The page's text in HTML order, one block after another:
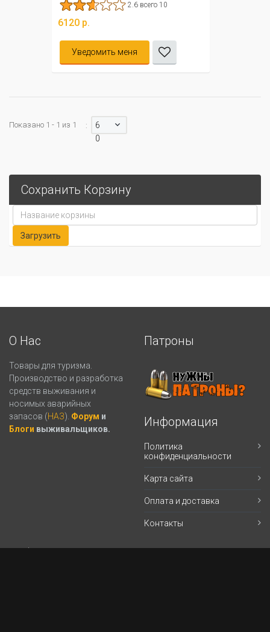
2.6 всего 10
6120 р.
Уведомить меня
Показано 1 - 1 из 1 :
6
0
Сохранить Корзину
О Нас
Товары для туризма.
Производство и разработка
средств выживания и
носимых аварийных
запасов (НАЗ). Форум и
Блоги выживальщиков.
Патроны
Информация
Политика
конфиденциальности
Карта сайта
Оплата и доставка
Контакты
Кабинет